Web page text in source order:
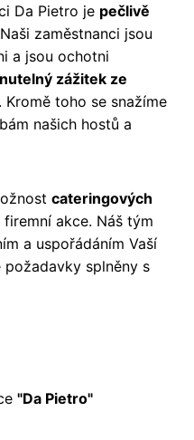
Da Pietro je pečlivě
zaměstnanci jsou
a jsou ochotni
zážitek ze
toho se snažíme
našich hostů a
cateringových
akce. Náš tým
a uspořádáním Vaší
splněny s
"Da Pietro"